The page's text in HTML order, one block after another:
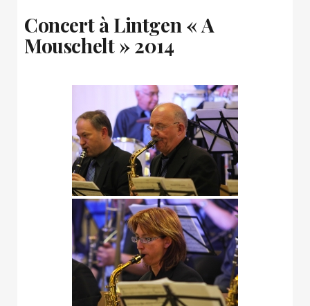
Concert à Lintgen « A
Mouschelt » 2014